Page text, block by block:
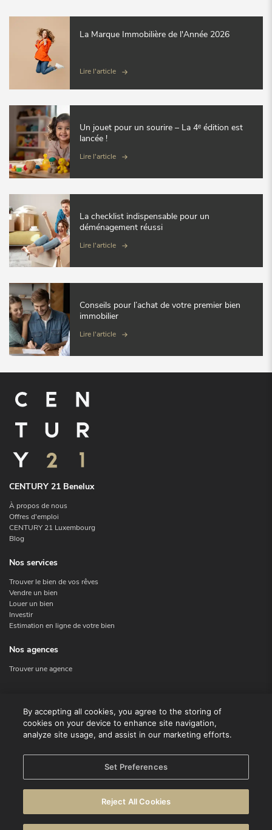
La Marque Immobilière de l'Année 2026
Lire l'article
Un jouet pour un sourire – La 4ᵉ édition est
lancée !
Lire l'article
La checklist indispensable pour un
déménagement réussi
Lire l'article
Conseils pour l’achat de votre premier bien
immobilier
Lire l'article
CENTURY 21 Benelux
À propos de nous
Offres d'emploi
CENTURY 21 Luxembourg
Blog
Nos services
Trouver le bien de vos rêves
Vendre un bien
Louer un bien
Investir
Estimation en ligne de votre bien
Nos agences
Trouver une agence
Contact
Facebook
By accepting all cookies, you agree to the storing of
cookies on your device to enhance site navigation,
analyze site usage, and assist in our marketing efforts.
Set Preferences
Reject All Cookies